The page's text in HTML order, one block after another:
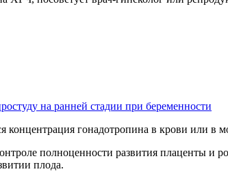
на ранней стадии при беременности
концентрация гонадотропина в крови или в
полноценности развития плаценты и
плода.